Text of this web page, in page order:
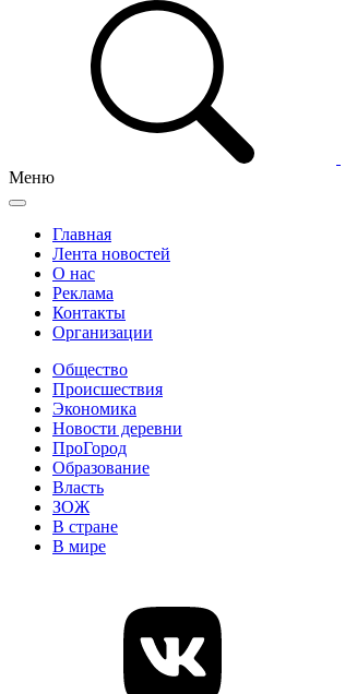
Меню
Главная
Лента новостей
О нас
Реклама
Контакты
Организации
Общество
Происшествия
Экономика
Новости деревни
ПроГород
Образование
Власть
ЗОЖ
В стране
В мире